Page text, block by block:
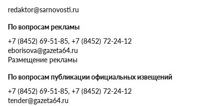
redaktor@sarnovosti.ru
По вопросам рекламы
+7 (8452) 69-51-85, +7 (8452) 72-24-12
eborisova@gazeta64.ru
Размещение рекламы
По вопросам публикации официальных извещений
+7 (8452) 69-51-85, +7 (8452) 72-24-12
tender@gazeta64.ru